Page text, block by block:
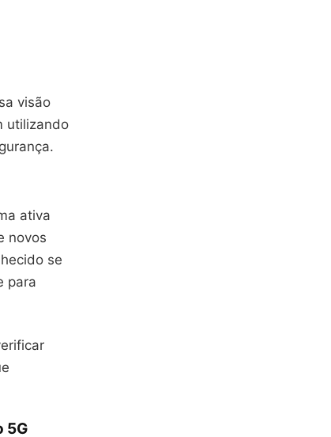
visão
utilizando
ativa
novos
se
para
5G